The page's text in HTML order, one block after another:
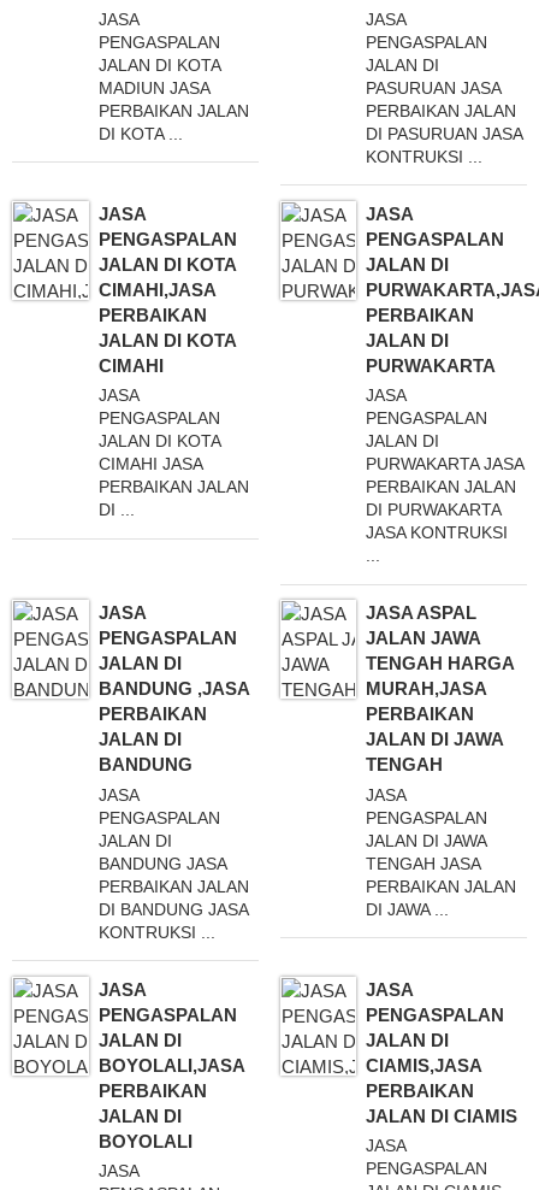
JASA
PENGASPALAN
JALAN DI KOTA
MADIUN JASA
PERBAIKAN JALAN
DI KOTA ...
JASA
PENGASPALAN
JALAN DI
PASURUAN JASA
PERBAIKAN JALAN
DI PASURUAN JASA
KONTRUKSI ...
JASA
PENGASPALAN
JALAN DI KOTA
CIMAHI,JASA
PERBAIKAN
JALAN DI KOTA
CIMAHI
JASA
PENGASPALAN
JALAN DI KOTA
CIMAHI JASA
PERBAIKAN JALAN
DI ...
JASA
PENGASPALAN
JALAN DI
PERBAIKAN
JALAN DI
PURWAKARTA
JASA
PENGASPALAN
JALAN DI
PURWAKARTA JASA
PERBAIKAN JALAN
DI PURWAKARTA
JASA KONTRUKSI
...
JASA
PENGASPALAN
JALAN DI
BANDUNG ,JASA
PERBAIKAN
JALAN DI
BANDUNG
JASA
PENGASPALAN
JALAN DI
BANDUNG JASA
PERBAIKAN JALAN
DI BANDUNG JASA
KONTRUKSI ...
JASA ASPAL
JALAN JAWA
TENGAH HARGA
MURAH,JASA
PERBAIKAN
JALAN DI JAWA
TENGAH
JASA
PENGASPALAN
JALAN DI JAWA
TENGAH JASA
PERBAIKAN JALAN
DI JAWA ...
JASA
PENGASPALAN
JALAN DI
BOYOLALI,JASA
PERBAIKAN
JALAN DI
BOYOLALI
JASA
JASA
PENGASPALAN
JALAN DI
CIAMIS,JASA
PERBAIKAN
JALAN DI CIAMIS
JASA
PENGASPALAN